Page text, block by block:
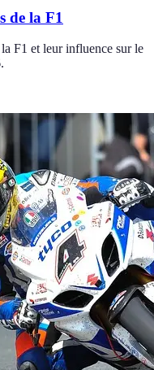
de la F1
F1 et leur influence sur le